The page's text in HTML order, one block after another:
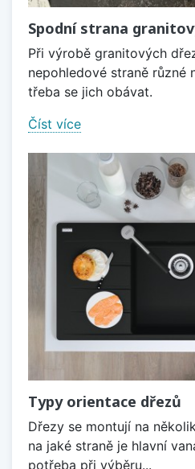
Spodní strana
Při výrobě granitových
nepohledové straně různé
třeba se jich obávat.
Číst více
Typy orientace dřezů
Dřezy se montují na
na jaké straně je hlavní
potřeba při výběru...